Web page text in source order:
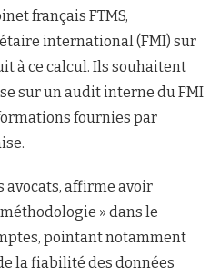
français FTMS,
international (FMI) sur
à ce calcul. Ils souhaitent
sur un audit interne du FMI
fournies par
avocats, affirme avoir
» dans le
pointant notamment
la fiabilité des données